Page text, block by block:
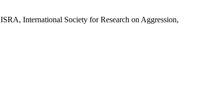
International Society for Research on Aggression,